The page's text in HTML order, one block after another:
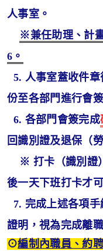
人事室。
※兼任助理、計
6。
5. 人事室蓋收件
份至各部門進行會簽
6. 各部門會簽完成
回識別證及退保（
※ 打卡（識別證
後一天下班打卡才
7. 完成上述各項手
證明，視為完成離
⊙編制內職員、約